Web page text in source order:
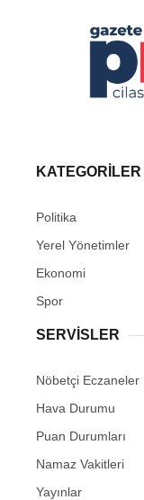
KATEGORİLER
Politika
Yerel Yönetimler
Ekonomi
Spor
SERVİSLER
Nöbetçi Eczaneler
Hava Durumu
Puan Durumları
Namaz Vakitleri
Yayınlar